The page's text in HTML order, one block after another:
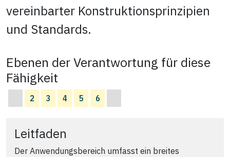
vereinbarter Konstruktionsprinzipien
und Standards.
Ebenen der Verantwortung für diese
Fähigkeit
2 3 4 5 6
Leitfaden
Der Anwendungsbereich umfasst ein breites